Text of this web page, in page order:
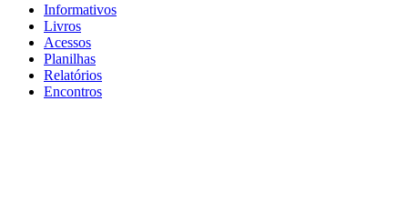
Informativos
Livros
Acessos
Planilhas
Relatórios
Encontros